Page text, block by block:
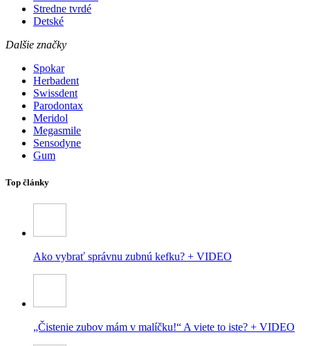
Stredne tvrdé
Detské
Dalšie značky
Spokar
Herbadent
Swissdent
Parodontax
Meridol
Megasmile
Sensodyne
Gum
Top články
Ako vybrať správnu zubnú kefku? + VIDEO
„Čistenie zubov mám v malíčku!“ A viete to iste? + VIDEO